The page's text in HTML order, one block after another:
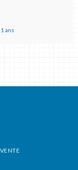
ans